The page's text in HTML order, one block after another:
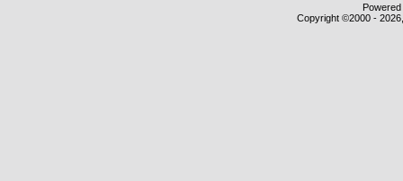
Copyright ©2000 -